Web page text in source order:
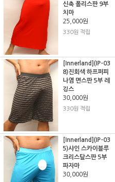
신축 폴리스판 9부
치마
25,000원
330원 적립
[Innerland](IP-03
8)진회색 하프퍼피
나염 면스판 5부 레
깅스
30,000원
330원 적립
[Innerland](IP-03
5)샤인 스카이블루
크리스탈스판 5부
파자마
30,000원